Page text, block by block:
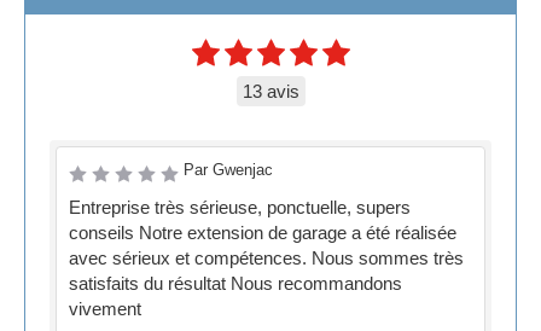
13 avis
Par Gwenjac
Entreprise très sérieuse, ponctuelle, supers
conseils Notre extension de garage a été réalisée
avec sérieux et compétences. Nous sommes très
satisfaits du résultat Nous recommandons
vivement